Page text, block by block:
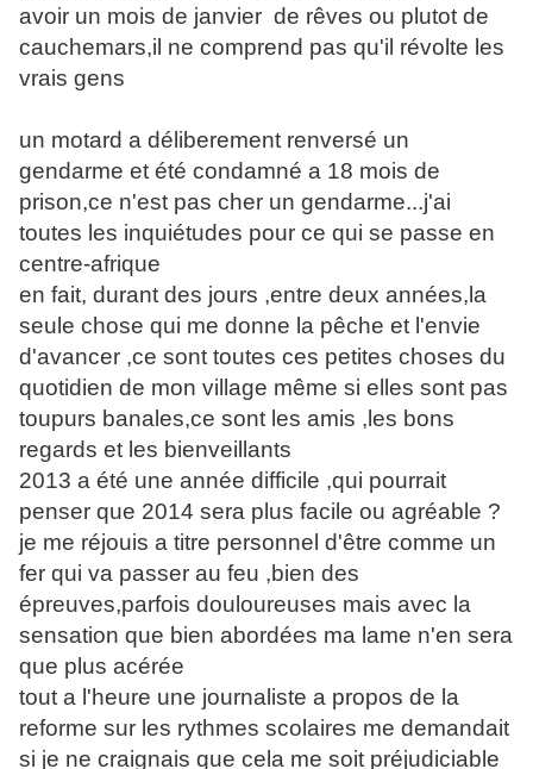
avoir un mois de janvier de rêves ou plutot de
cauchemars,il ne comprend pas qu'il révolte les
vrais gens
un motard a déliberement renversé un
gendarme et été condamné a 18 mois de
prison,ce n'est pas cher un gendarme...j'ai
toutes les inquiétudes pour ce qui se passe en
centre-afrique
en fait, durant des jours ,entre deux années,la
seule chose qui me donne la pêche et l'envie
d'avancer ,ce sont toutes ces petites choses du
quotidien de mon village même si elles sont pas
toupurs banales,ce sont les amis ,les bons
regards et les bienveillants
2013 a été une année difficile ,qui pourrait
penser que 2014 sera plus facile ou agréable ?
je me réjouis a titre personnel d'être comme un
fer qui va passer au feu ,bien des
épreuves,parfois douloureuses mais avec la
sensation que bien abordées ma lame n'en sera
que plus acérée
tout a l'heure une journaliste a propos de la
reforme sur les rythmes scolaires me demandait
si je ne craignais que cela me soit préjudiciable